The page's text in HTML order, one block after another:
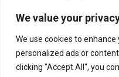
We value your
We use cookies to
personalized ads or
clicking "Accept All", you